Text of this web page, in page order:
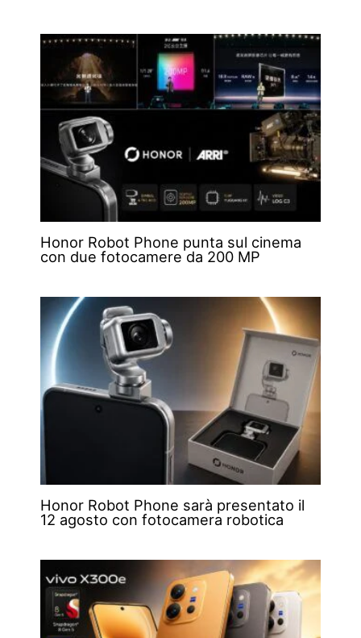
Honor Robot Phone punta sul cinema
con due fotocamere da 200 MP
Honor Robot Phone sarà presentato il
12 agosto con fotocamera robotica